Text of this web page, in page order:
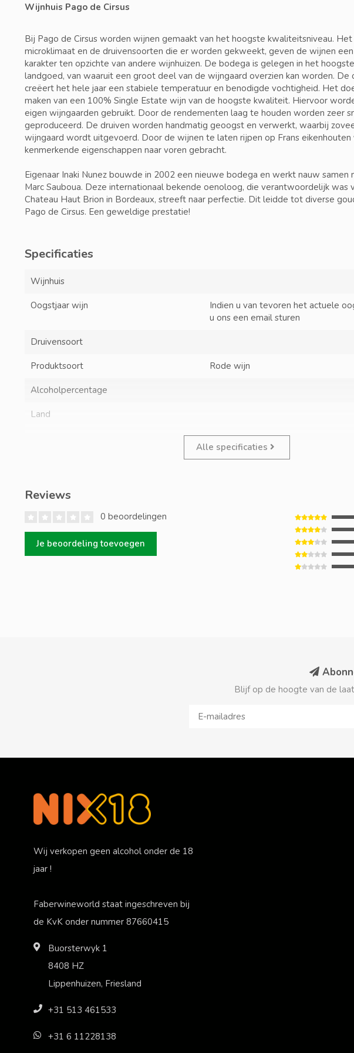
Wijnhuis Pago de Cirsus
Bij Pago de Cirsus worden wijnen gemaakt van het hoogste kwaliteitsniveau.
microklimaat en de druivensoorten die er worden gekweekt, geven de wijnen
karakter ten opzichte van andere wijnhuizen. De bodega is gelegen in het
landgoed, van waaruit een groot deel van de wijngaard overzien kan worden. De
creëert het hele jaar een stabiele temperatuur en benodigde vochtigheid. Het
maken van een 100% Single Estate wijn van de hoogste kwaliteit. Hiervoor
eigen wijngaarden gebruikt. Door de rendementen laag te houden worden zeer
geproduceerd. De druiven worden handmatig geoogst en verwerkt, waarbij
wijngaard wordt uitgevoerd. Door de wijnen te laten rijpen op Frans
kenmerkende eigenschappen naar voren gebracht.
Eigenaar Inaki Nunez bouwde in 2002 een nieuwe bodega en werkt nauw samen
Marc Sauboua. Deze internationaal bekende oenoloog, die verantwoordelijk was
Chateau Haut Brion in Bordeaux, streeft naar perfectie. Dit leidde tot diverse
Pago de Cirsus. Een geweldige prestatie!
Specificaties
Wijnhuis
Oogstjaar wijn
Indien u van tevoren het actuele
u ons een email sturen
Druivensoort
Produktsoort Rode wijn
Alcoholpercentage
Land
Alle specificaties
Reviews
0 beoordelingen
Je beoordeling toevoegen
Blijf op de hoogte van de
Wij verkopen geen alcohol onder de 18
jaar !
Faberwineworld staat ingeschreven bij
de KvK onder nummer 87660415
Buorsterwyk 1
8408 HZ
Lippenhuizen, Friesland
+31 513 461533
+31 6 11228138